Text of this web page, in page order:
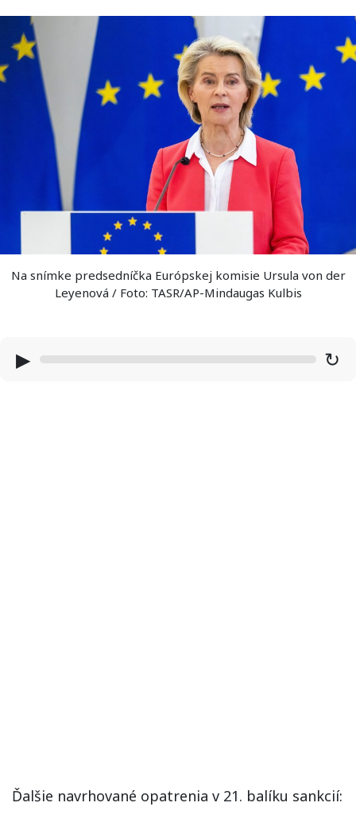
Na snímke predsedníčka Európskej komisie Ursula von der
Leyenová / Foto: TASR/AP-Mindaugas Kulbis
▶ ↻
Ďalšie navrhované opatrenia v 21. balíku sankcií: